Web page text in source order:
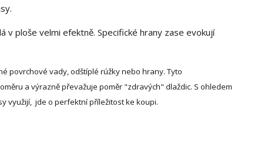
v ploše velmi efektně. Specifické hrany zase evokují
povrchové vady, odštíplé rúžky nebo hrany. Tyto
a výrazně převažuje poměr "zdravých" dlaždic. S ohledem
využijí, jde o perfektní příležitost ke koupi.